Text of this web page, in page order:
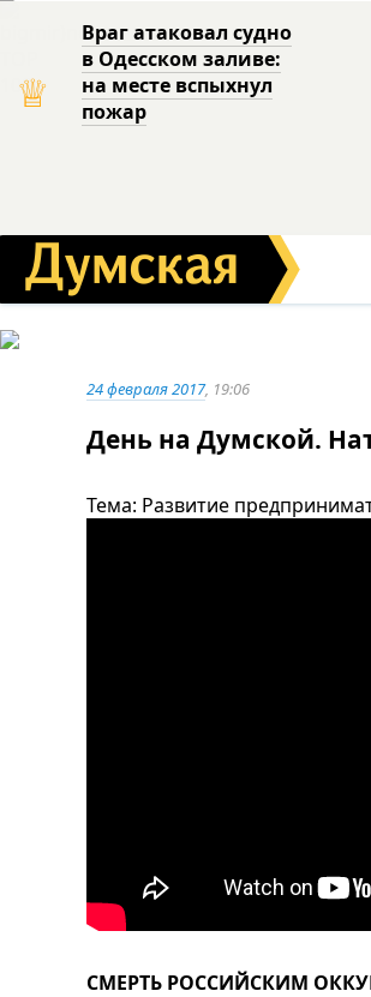
♕
Враг атаковал судно
в Одесском заливе:
на месте вспыхнул
пожар
24 февраля 2017, 19:06
День на Думской.
Тема: Развитие
СМЕРТЬ РОССИЙСКИМ